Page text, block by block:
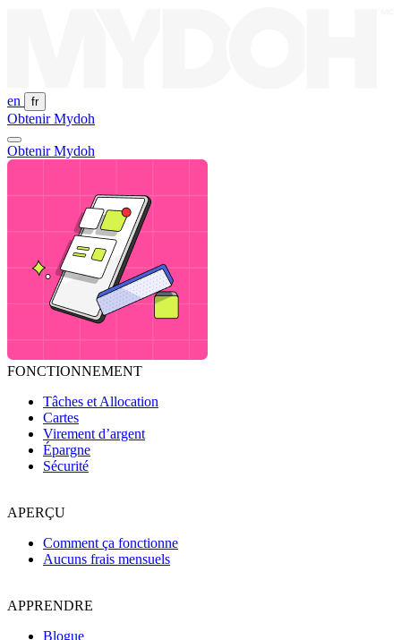
en fr
Obtenir Mydoh
Obtenir Mydoh
FONCTIONNEMENT
Tâches et Allocation
Cartes
Virement d’argent
Épargne
Sécurité
APERÇU
Comment ça fonctionne
Aucuns frais mensuels
APPRENDRE
Blogue